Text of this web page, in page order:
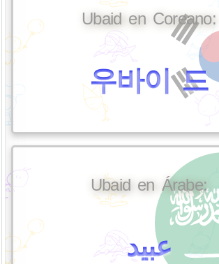
Ubaid en Coreano:
우바이 드
Ubaid en Árabe:
عبيد